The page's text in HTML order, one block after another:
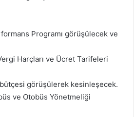
Programı görüşülecek ve
Harçları ve Ücret Tarifeleri
bütçesi görüşülerek kesinleşecek.
ve Otobüs Yönetmeliği